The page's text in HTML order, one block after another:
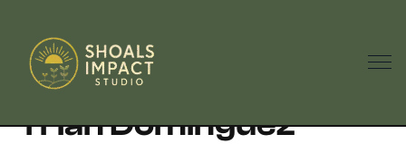
Visual designer
Trian Dominguez